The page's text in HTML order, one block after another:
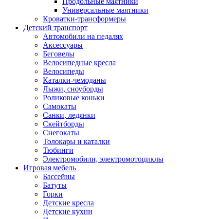
Универсальные маятники
Кроватки-трансформеры
Детский транспорт
Автомобили на педалях
Аксессуары
Беговелы
Велосипедные кресла
Велосипеды
Каталки-чемоданы
Лыжи, сноуборды
Роликовые коньки
Самокаты
Санки, ледянки
Скейтборды
Снегокаты
Толокары и каталки
Тюбинги
Электромобили, электромотоциклы
Игровая мебель
Бассейны
Батуты
Горки
Детские кресла
Детские кухни